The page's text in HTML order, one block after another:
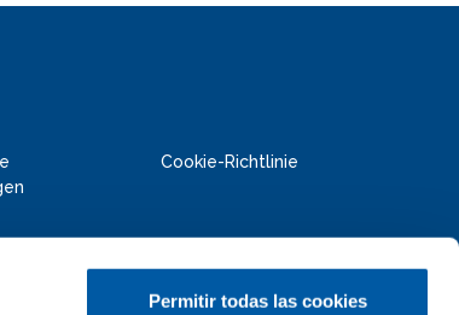
Permitir todas las cookies
Cookie-Richtlinie